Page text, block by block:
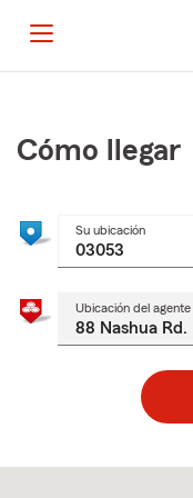
principal
Cómo llegar
Su ubicación
Ubicación del agente